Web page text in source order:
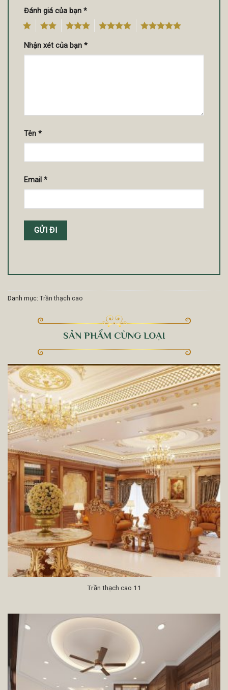
Đánh giá của bạn *
4 5
Nhận xét của bạn *
Tên *
Email *
Danh mục: Trần thạch cao
SẢN PHẨM CÙNG LOẠI
Trần thạch cao 11